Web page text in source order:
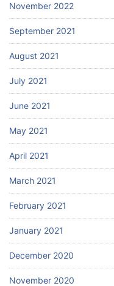
November 2022
September 2021
August 2021
July 2021
June 2021
May 2021
April 2021
March 2021
February 2021
January 2021
December 2020
November 2020